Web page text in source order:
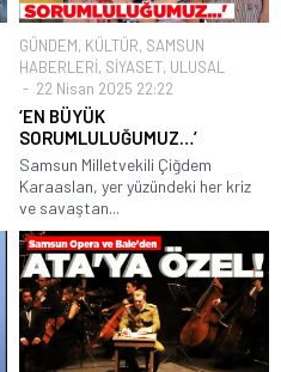
GÜNDEM, KÜLTÜR, SAMSUN
HABERLERİ, SİYASET, ULUSAL
22 Nisan 2025 22:22
‘EN BÜYÜK
SORUMLULUĞUMUZ…’
Samsun Milletvekili Çiğdem
Karaaslan, yer yüzündeki her kriz
ve savaştan...